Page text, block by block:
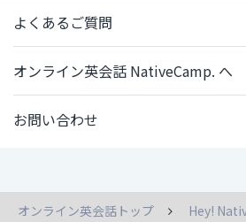
よくあるご質問
オンライン英会話 NativeCamp. へ
お問い合わせ
オンライン英会話トップ
Hey!